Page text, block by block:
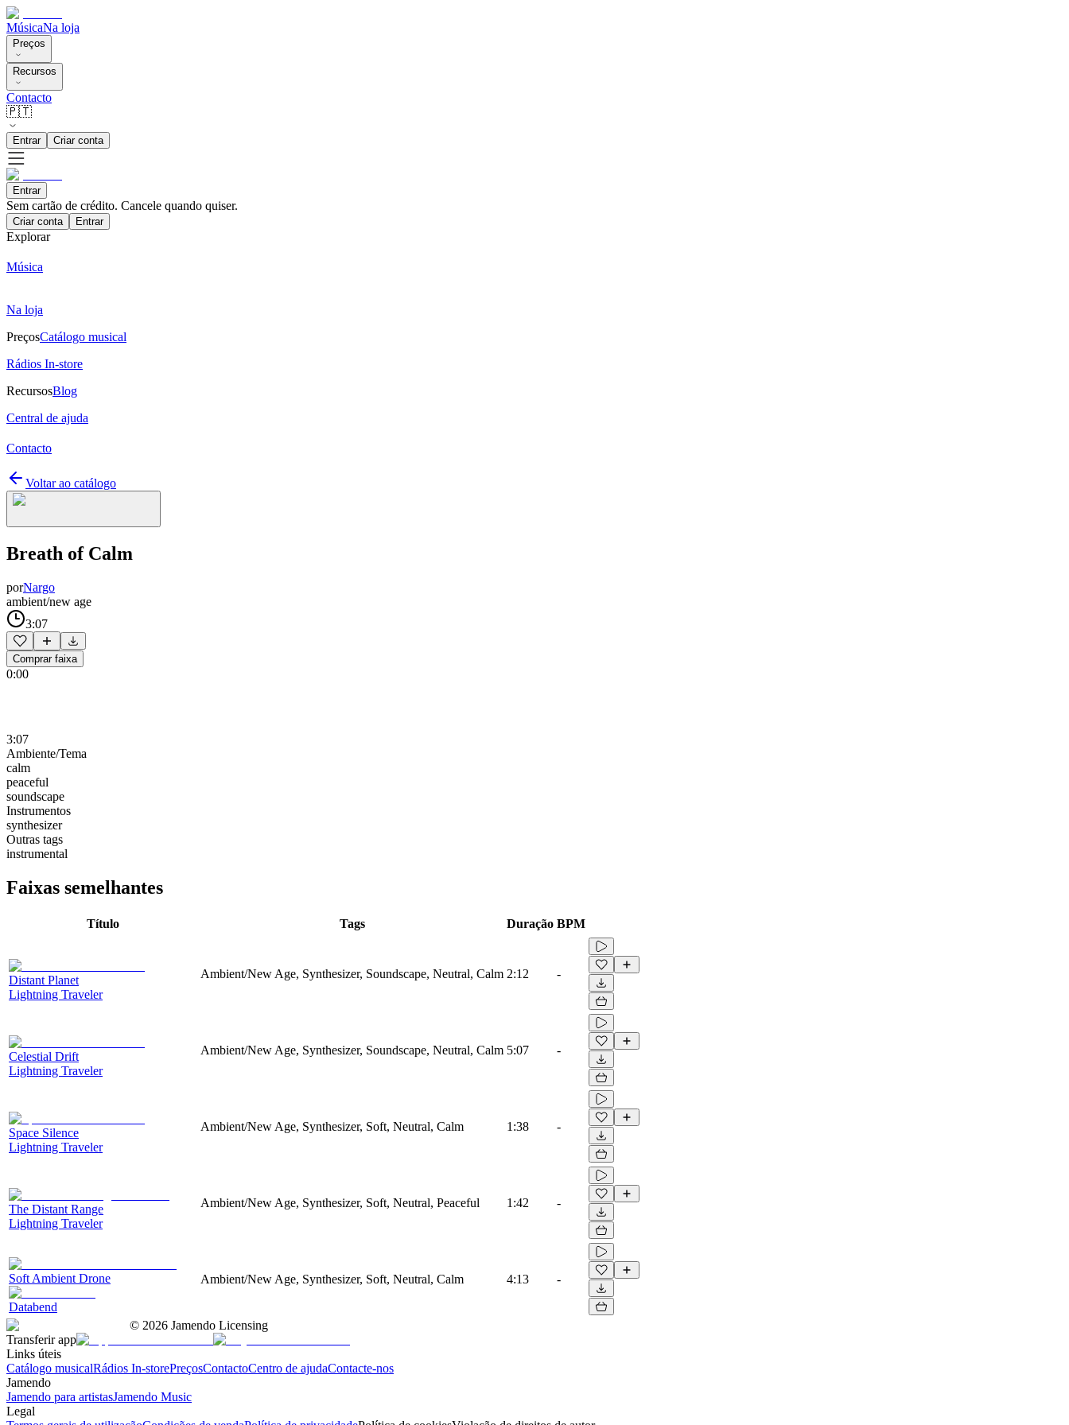
MúsicaNa loja
Preços
Recursos
Contacto
🇵🇹
Entrar Criar conta
Entrar
Sem cartão de crédito. Cancele quando quiser.
Criar conta Entrar
Explorar
Música
Na loja
PreçosCatálogo musical
Rádios In-store
RecursosBlog
Central de ajuda
Contacto
Voltar ao catálogo
Breath of Calm
porNargo
ambient/new age
3:07
Comprar faixa
0:00
3:07
Ambiente/Tema
calm
peaceful
soundscape
Instrumentos
synthesizer
Outras tags
instrumental
Faixas semelhantes
Título Tags Duração BPM
Distant Planet
Lightning Traveler
Ambient/New Age, Synthesizer, Soundscape, Neutral, Calm 2:12 -
Celestial Drift
Lightning Traveler
Ambient/New Age, Synthesizer, Soundscape, Neutral, Calm 5:07 -
Space Silence
Lightning Traveler
Ambient/New Age, Synthesizer, Soft, Neutral, Calm 1:38 -
The Distant Range
Lightning Traveler
Ambient/New Age, Synthesizer, Soft, Neutral, Peaceful 1:42 -
Soft Ambient Drone
Databend
Ambient/New Age, Synthesizer, Soft, Neutral, Calm 4:13 -
© 2026 Jamendo Licensing
Transferir app
Links úteis
Catálogo musicalRádios In-storePreçosContactoCentro de ajudaContacte-nos
Jamendo
Jamendo para artistasJamendo Music
Legal